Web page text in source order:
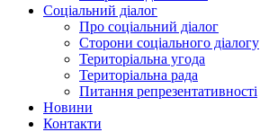
Соціальний діалог
Про соціальний діалог
Сторони соціального діалогу
Територіальна угода
Територіальна рада
Питання репрезентативності
Новини
Контакти